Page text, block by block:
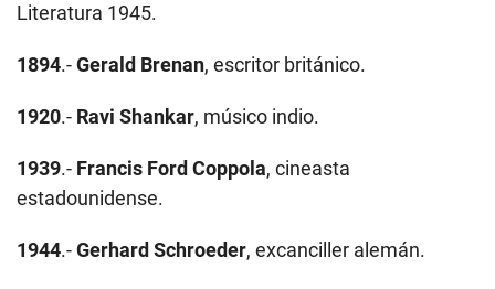
Literatura 1945.
1894.-Gerald Brenan, escritor británico.
1920.- Ravi Shankar, músico indio.
1939.- Francis Ford Coppola, cineasta
estadounidense.
1944.-Gerhard Schroeder, excanciller alemán.